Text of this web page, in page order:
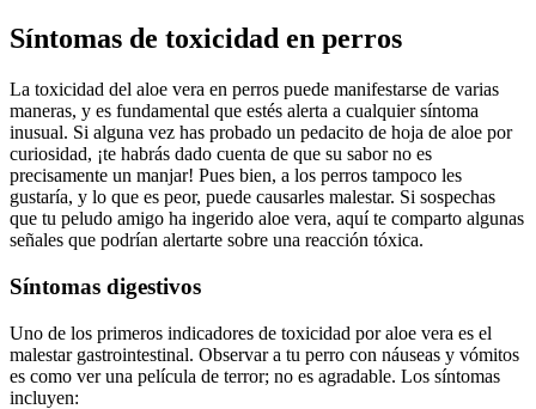
Síntomas de toxicidad en perros
La toxicidad del aloe vera en perros puede manifestarse de varias
maneras, y es fundamental que estés alerta a cualquier síntoma
inusual. Si alguna vez has probado un pedacito de hoja de aloe por
curiosidad, ¡te habrás dado cuenta de que su sabor no es
precisamente un manjar! Pues bien, a los perros tampoco les
gustaría, y lo que es peor, puede causarles malestar. Si sospechas
que tu peludo amigo ha ingerido aloe vera, aquí te comparto algunas
señales que podrían alertarte sobre una reacción tóxica.
Síntomas digestivos
Uno de los primeros indicadores de toxicidad por aloe vera es el
malestar gastrointestinal. Observar a tu perro con náuseas y vómitos
es como ver una película de terror; no es agradable. Los síntomas
incluyen: